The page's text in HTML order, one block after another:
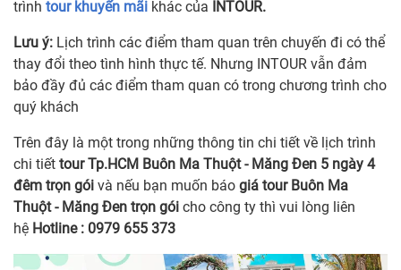
trình tour khuyến mãi khác của INTOUR.
Lưu ý: Lịch trình các điểm tham quan trên chuyến đi có thể
thay đổi theo tình hình thực tế. Nhưng INTOUR vẫn đảm
bảo đầy đủ các điểm tham quan có trong chương trình cho
quý khách
Trên đây là một trong những thông tin chi tiết về lịch trình
chi tiết tour Tp.HCM Buôn Ma Thuột - Măng Đen 5 ngày 4
đêm trọn gói và nếu bạn muốn báo giá tour Buôn Ma
Thuột - Măng Đen trọn gói cho công ty thì vui lòng liên
hệ Hotline : 0979 655 373